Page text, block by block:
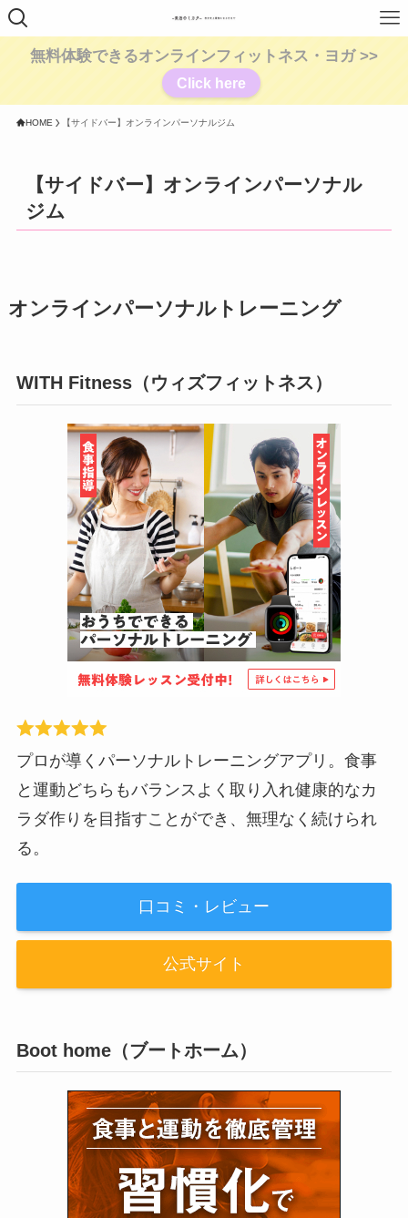
無料体験できるオンラインフィットネス・ヨガ >>
Click here
HOME 【サイドバー】オンラインパーソナルジム
【サイドバー】オンラインパーソナル
ジム
オンラインパーソナルトレーニング
WITH Fitness（ウィズフィットネス）
プロが導くパーソナルトレーニングアプリ。食事
と運動どちらもバランスよく取り入れ健康的なカ
ラダ作りを目指すことができ、無理なく続けられ
る。
口コミ・レビュー
公式サイト
Boot home（ブートホーム）